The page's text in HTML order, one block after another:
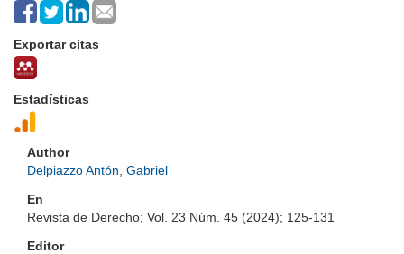
Exportar citas
Estadísticas
Author
Delpiazzo Antón, Gabriel
En
Revista de Derecho; Vol. 23 Núm. 45 (2024); 125-131
Editor